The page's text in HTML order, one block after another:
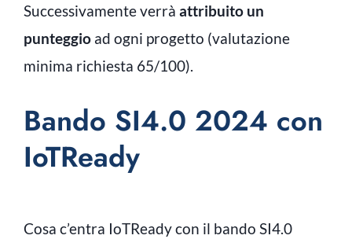
Successivamente verrà attribuito un
punteggio ad ogni progetto (valutazione
minima richiesta 65/100).
Bando SI4.0 2024 con
IoTReady
Cosa c’entra IoTReady con il bando SI4.0